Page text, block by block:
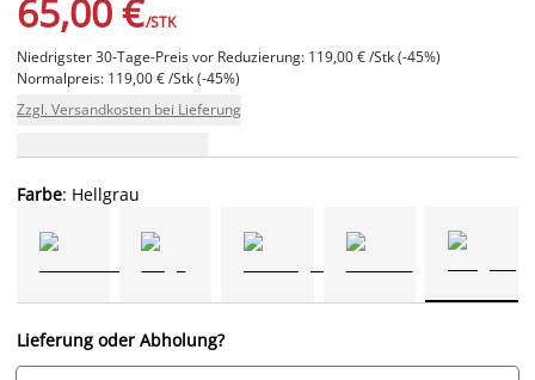
65,00 €/STK
Niedrigster 30-Tage-Preis vor Reduzierung: 119,00 € /Stk (-45%)
Normalpreis: 119,00 € /Stk (-45%)
Zzgl. Versandkosten bei Lieferung
Farbe: Hellgrau
Lieferung oder Abholung?